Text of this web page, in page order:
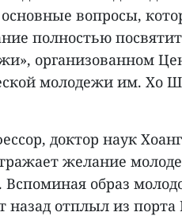
вопросы,
полностью
организованном
молодежи им. Хо
доктор наук
желание
Вспоминая образ
назад отплыл из порта